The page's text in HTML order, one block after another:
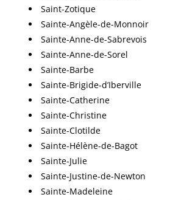
Saint-Zotique
Sainte-Angèle-de-Monnoir
Sainte-Anne-de-Sabrevois
Sainte-Anne-de-Sorel
Sainte-Barbe
Sainte-Brigide-d’Iberville
Sainte-Catherine
Sainte-Christine
Sainte-Clotilde
Sainte-Hélène-de-Bagot
Sainte-Julie
Sainte-Justine-de-Newton
Sainte-Madeleine